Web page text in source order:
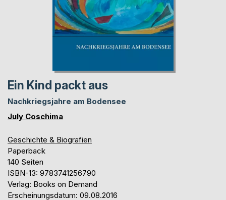
Ein Kind packt aus
Nachkriegsjahre am Bodensee
July Coschima
Geschichte & Biografien
Paperback
140 Seiten
ISBN-13: 9783741256790
Verlag: Books on Demand
Erscheinungsdatum: 09.08.2016